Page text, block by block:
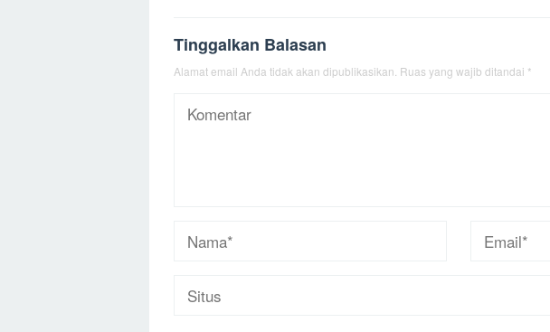
Tinggalkan Balasan
Alamat email Anda tidak akan dipublikasikan. Ruas yang wajib ditandai *